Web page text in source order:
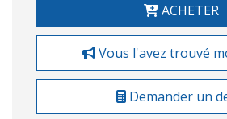
ACHETER
Vous l'avez trouvé
Demander un